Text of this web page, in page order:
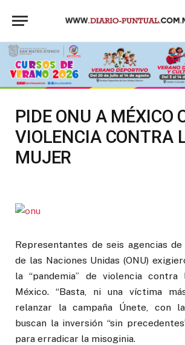
PIDE ONU A MÉXICO
VIOLENCIA CONTRA
MUJER
Representantes de seis agencias
de las Naciones Unidas (ONU)
la “pandemia” de violencia
México. “Basta, ni una víctima
relanzar la campaña Únete, con
buscan la inversión “sin
para erradicar la misoginia.